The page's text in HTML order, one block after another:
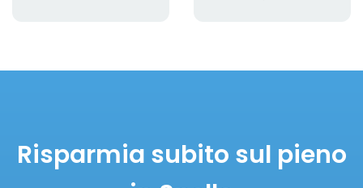
Risparmia subito sul pieno